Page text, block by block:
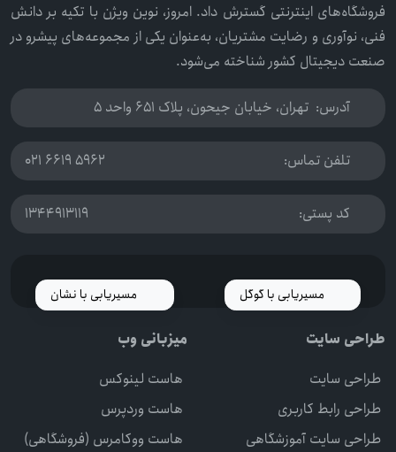
فروشگاه‌های اینترنتی گسترش داد. امروز، نوین ویژن با تکیه بر دانش
فنی، نوآوری و رضایت مشتریان، به‌عنوان یکی از مجموعه‌های پیشرو در
صنعت دیجیتال کشور شناخته می‌شود.
آدرس: تهران، خیابان جیحون، پلاک 651 واحد 5
تلفن تماس: 021 6619 5962
کد پستی: 1344913119
مسیریابی با گوگل مسیریابی با نشان
طراحی سایت
طراحی سایت
طراحی رابط کاربری
طراحی سایت آموزشگاهی
میزبانی وب
هاست لینوکس
هاست وردپرس
هاست ووکامرس (فروشگاهی)